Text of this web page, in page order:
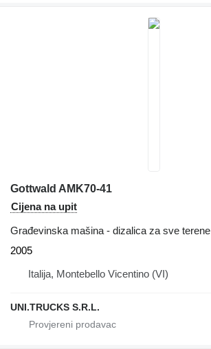
Gottwald AMK70-41
Cijena na upit
Građevinska mašina - dizalica za sve terene
2005
Italija, Montebello Vicentino (VI)
UNI.TRUCKS S.R.L.